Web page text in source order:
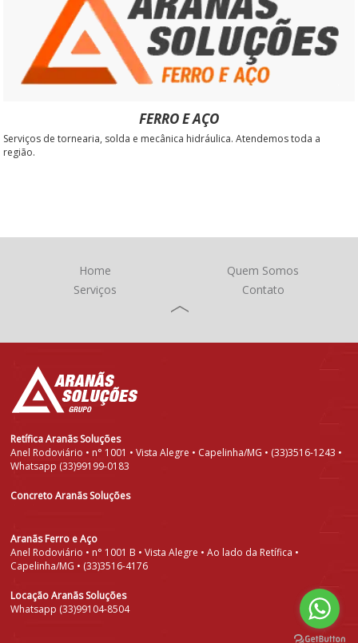
FERRO E AÇO
Serviços de tornearia, solda e mecânica hidráulica. Atendemos toda a
região.
Home
Quem Somos
Serviços
Contato
Retífica Aranãs Soluções
Anel Rodoviário • n° 1001 • Vista Alegre • Capelinha/MG • (33)3516-1243 •
Whatsapp (33)99199-0183
Concreto Aranãs Soluções
Aranãs Ferro e Aço
Anel Rodoviário • n° 1001 B • Vista Alegre • Ao lado da Retífica •
Capelinha/MG • (33)3516-4176
Locação Aranãs Soluções
Whatsapp (33)99104-8504